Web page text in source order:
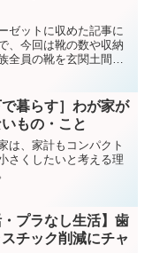
ゼットに収めた記事に
、今回は靴の数や収納
全員の靴を玄関土間に
で暮らす］わが家が
もの・こと
は、家計もコンパクト
さくしたいと考える理
・プラなし生活】歯
チック削減にチャ